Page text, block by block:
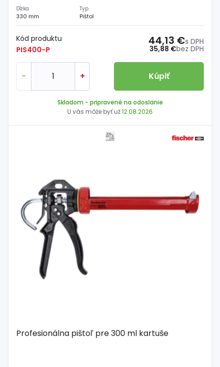
Dĺžka
330 mm
Typ
Pištol
Kód produktu
PIS400-P
35,88 €bez DPH
44,13 €s DPH
- + Kúpiť
Skladom - pripravené na odoslanie
U vás môže byť už12.08.2026
Profesionálna pištoľ pre 300 ml kartuše